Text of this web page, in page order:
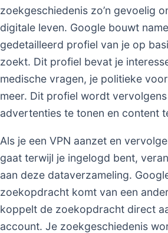
zoekgeschiedenis zo’n gevoelig
digitale leven. Google bouwt
gedetailleerd profiel van je op
zoekt. Dit profiel bevat je
medische vragen, je politieke
meer. Dit profiel wordt
advertenties te tonen en content
Als je een VPN aanzet en
gaat terwijl je ingelogd bent,
aan deze dataverzameling.
zoekopdracht komt van een
koppelt de zoekopdracht direct
account. Je zoekgeschiedenis